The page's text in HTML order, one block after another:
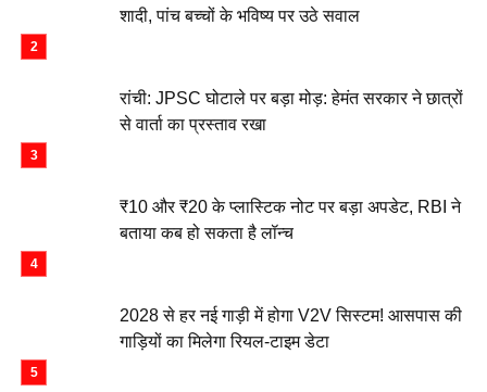
शादी, पांच बच्चों के भविष्य पर उठे सवाल
रांची: JPSC घोटाले पर बड़ा मोड़: हेमंत सरकार ने छात्रों
से वार्ता का प्रस्ताव रखा
₹10 और ₹20 के प्लास्टिक नोट पर बड़ा अपडेट, RBI ने
बताया कब हो सकता है लॉन्च
2028 से हर नई गाड़ी में होगा V2V सिस्टम! आसपास की
गाड़ियों का मिलेगा रियल-टाइम डेटा